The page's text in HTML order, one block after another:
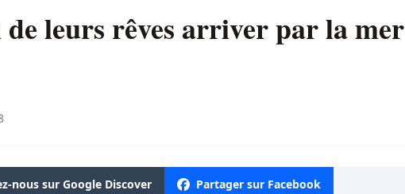
leurs rêves arriver par la mer
nous sur Google Discover Partager sur Facebook